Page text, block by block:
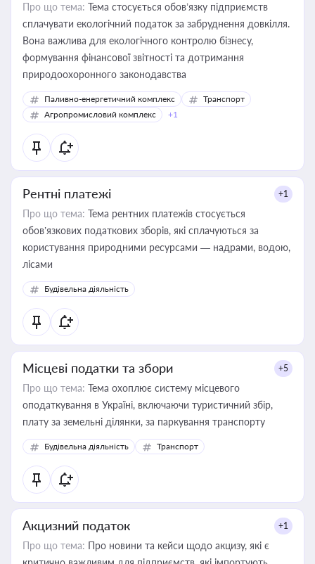
Про що тема: Тема стосується обов’язку підприємств
сплачувати екологічний податок за забруднення довкілля.
Вона важлива для екологічного контролю бізнесу,
формування фінансової звітності та дотримання
природоохоронного законодавства
Паливно-енергетичний комплекс
Транспорт
Агропромисловий комплекс
+1
Рентні платежі +1
Про що тема: Тема рентних платежів стосується
обов’язкових податкових зборів, які сплачуються за
користування природними ресурсами — надрами, водою,
лісами
Будівельна діяльність
Місцеві податки та збори +5
Про що тема: Тема охоплює систему місцевого
оподаткування в Україні, включаючи туристичний збір,
плату за земельні ділянки, за паркування транспорту
Будівельна діяльність Транспорт
Акцизний податок +1
Про що тема: Про новини та кейси щодо акцизу, які є